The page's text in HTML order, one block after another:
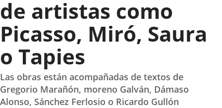
de artistas como
Picasso, Miró, Saura
o Tapies
Las obras están acompañadas de textos de
Gregorio Marañón, moreno Galván, Dámaso
Alonso, Sánchez Ferlosio o Ricardo Gullón